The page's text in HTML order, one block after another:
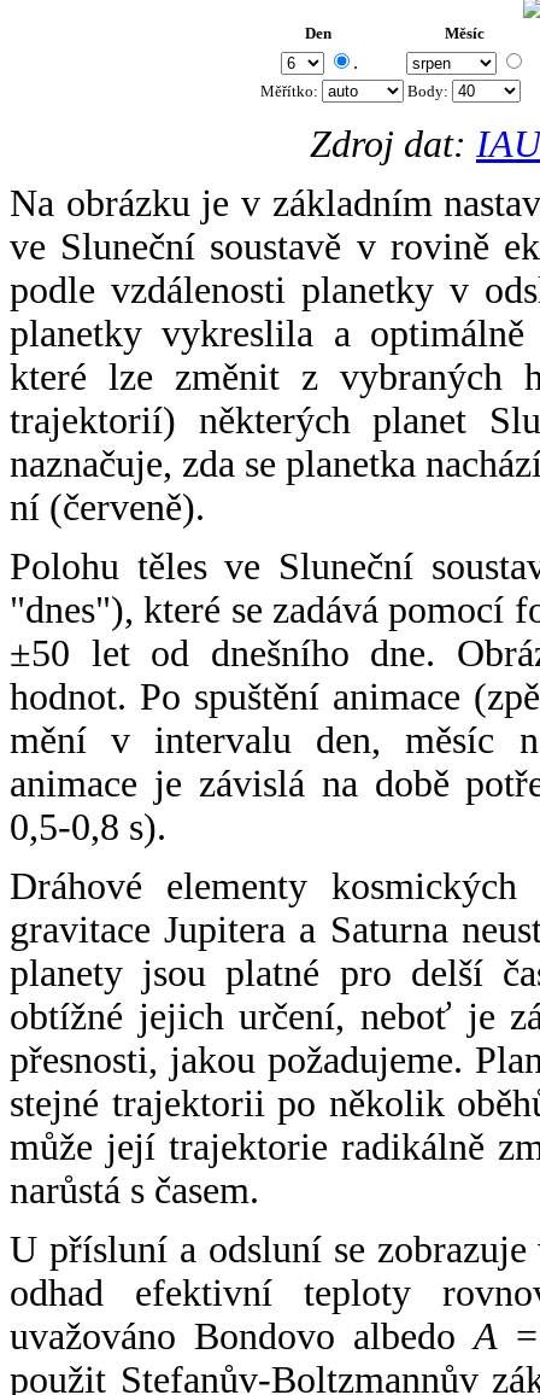
Den Měsíc
.
Měřítko: Body:
Zdroj dat:
Na obrázku je v základním
ve Sluneční soustavě v rovině
podle vzdálenosti planetky v
planetky vykreslila a
které lze změnit z vybraných
trajektorií) některých planet
naznačuje, zda se planetka
ní (červeně).
Polohu těles ve Sluneční
"dnes"), které se zadává pomocí
±50 let od dnešního dne.
hodnot. Po spuštění animace
mění v intervalu den, měsíc
animace je závislá na době
0,5-0,8 s).
Dráhové elementy
gravitace Jupitera a Saturna
planety jsou platné pro delší
obtížné jejich určení, neboť je
přesnosti, jakou požadujeme.
stejné trajektorii po několik
může její trajektorie radikálně
narůstá s časem.
U přísluní a odsluní se
odhad efektivní teploty
uvažováno Bondovo albedoA
použit Stefanův-Boltzmannův